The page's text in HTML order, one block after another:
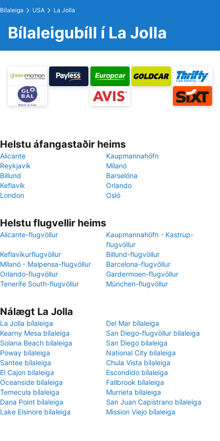
Bílaleiga USA La Jolla
Bílaleigubíll í La Jolla
Helstu áfangastaðir heims
Alicante
Kaupmannahöfn
Reykjavík
Mílanó
Billund
Barselóna
Keflavík
Orlando
London
Osló
Helstu flugvellir heims
Alicante-flugvöllur
Kaupmannahöfn - Kastrup-
flugvöllur
Keflavíkurflugvöllur
Billund-flugvöllur
Mílanó - Malpensa-flugvöllur
Barcelona-flugvöllur
Orlando-flugvöllur
Gardermoen-flugvöllur
Tenerife South-flugvöllur
München-flugvöllur
Nálægt La Jolla
La Jolla bílaleiga
Del Mar bílaleiga
Kearny Mesa bílaleiga
San Diego-flugvöllur bílaleiga
Solana Beach bílaleiga
San Diego bílaleiga
Poway bílaleiga
National City bílaleiga
Santee bílaleiga
Chula Vista bílaleiga
El Cajon bílaleiga
Escondido bílaleiga
Oceanside bílaleiga
Fallbrook bílaleiga
Temecula bílaleiga
Murrieta bílaleiga
Dana Point bílaleiga
San Juan Capistrano bílaleiga
Lake Elsinore bílaleiga
Mission Viejo bílaleiga